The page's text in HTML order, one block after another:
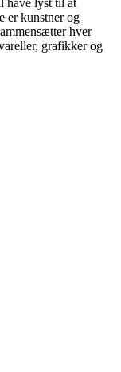
er kunstner og
hver
grafikker og